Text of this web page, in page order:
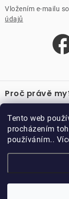
Tento web
procházením
používáním..
Vložením e-mailu
údajů
á
p
a
Proč právě
Recenze
Důležité
Velkoobchod
Vzorková prodejna
Kariéra
Blog
O nákupu
Obchodní
Podmínky
Doppler CZ spol.